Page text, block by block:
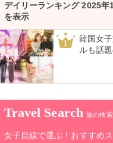
デイリーランキング 2025
を表示
1
韓国女
ルも話
Travel Search 旅の検索
女子目線で選ぶ！おすすめ